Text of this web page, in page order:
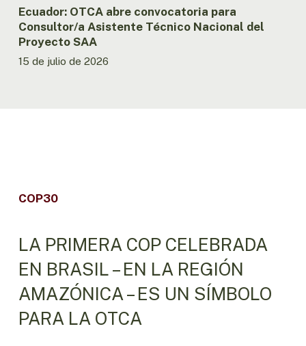
Ecuador: OTCA abre convocatoria para
Consultor/a Asistente Técnico Nacional del
Proyecto SAA
15 de julio de 2026
COP30
LA PRIMERA COP CELEBRADA
EN BRASIL – EN LA REGIÓN
AMAZÓNICA – ES UN SÍMBOLO
PARA LA OTCA